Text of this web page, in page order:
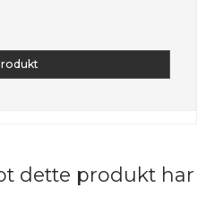
dette produkt har